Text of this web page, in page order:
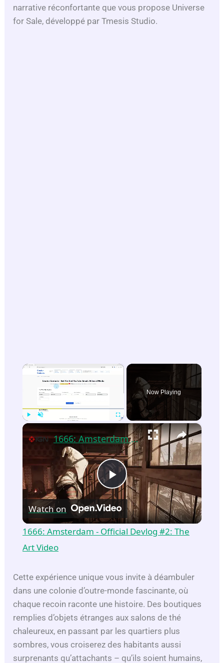
narrative réconfortante que vous propose Universe
for Sale, développé par Tmesis Studio.
×
Fullscreen
Now Playing
×
P
l
y
V
i
1666: Amsterdam - Official Devlog #2: The Art Video
Watch on
1666: Amsterdam - Official Devlog #2: The
Art Video
Cette expérience unique vous invite à déambuler
dans une colonie d’outre-monde fascinante, où
chaque recoin raconte une histoire. Des boutiques
remplies d’objets étranges aux salons de thé
chaleureux, en passant par les quartiers plus
sombres, vous croiserez des habitants aussi
surprenants qu’attachants – qu’ils soient humains,